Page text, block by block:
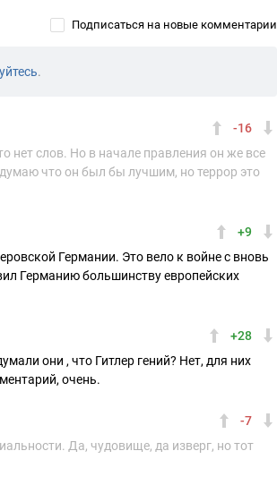
Подписаться на новые комментарии
.
-16
нет слов. Но в начале правления он же все
что он был бы лучшим, но террор это
+9
Германии. Это вело к войне с вновь
Германию большинству европейских
+28
они , что Гитлер гений? Нет, для них
очень.
-7
Да, чудовище, да изверг, но тот